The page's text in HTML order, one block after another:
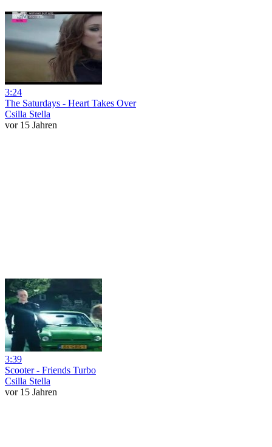
3:24
The Saturdays - Heart Takes Over
Csilla Stella
vor 15 Jahren
3:39
Scooter - Friends Turbo
Csilla Stella
vor 15 Jahren